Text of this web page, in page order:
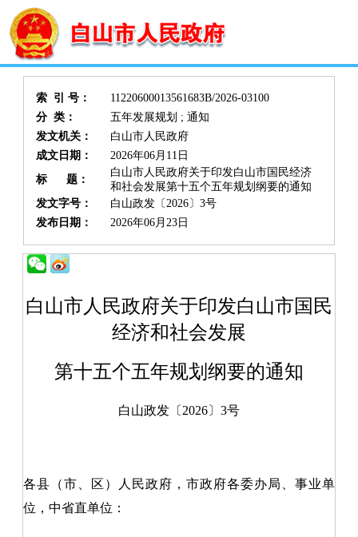
索 引 号：
11220600013561683B/2026-03100
分 类：
五年发展规划 ; 通知
发文机关：
白山市人民政府
成文日期：
2026年06月11日
标 题：
白山市人民政府关于印发白山市国民经济
和社会发展第十五个五年规划纲要的通知
发文字号：
白山政发〔2026〕3号
发布日期：
2026年06月23日
白山市人民政府关于印发白山市国民
经济和社会发展
第十五个五年规划纲要的通知
白山政发〔2026〕3号
各县（市、区）人民政府，市政府各委办局、事业单
位，中省直单位：